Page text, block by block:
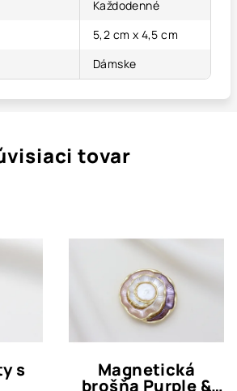
Každodenné
5,2 cm x 4,5 cm
Dámske
tovar
s Magnetická
brošňa Purple &